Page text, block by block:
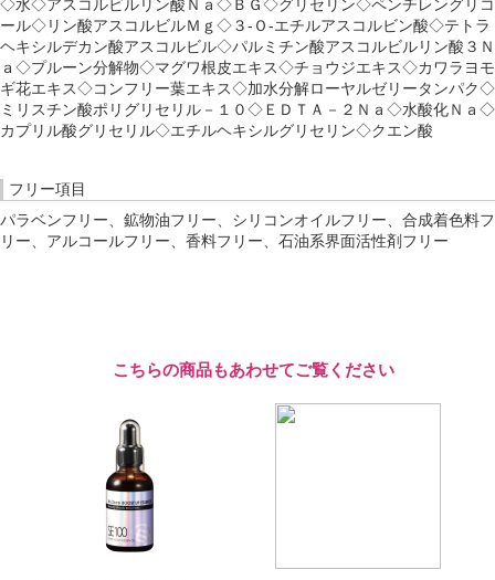
◇水◇アスコルビルリン酸Ｎａ◇ＢＧ◇グリセリン◇ペンチレングリコ
ール◇リン酸アスコルビルＭｇ◇３-Ｏ-エチルアスコルビン酸◇テトラ
ヘキシルデカン酸アスコルビル◇パルミチン酸アスコルビルリン酸３Ｎ
ａ◇プルーン分解物◇マグワ根皮エキス◇チョウジエキス◇カワラヨモ
ギ花エキス◇コンフリー葉エキス◇加水分解ローヤルゼリータンパク◇
ミリスチン酸ポリグリセリル－１０◇ＥＤＴＡ－２Ｎａ◇水酸化Ｎａ◇
カプリル酸グリセリル◇エチルヘキシルグリセリン◇クエン酸
フリー項目
パラベンフリー、鉱物油フリー、シリコンオイルフリー、合成着色料フ
リー、アルコールフリー、香料フリー、石油系界面活性剤フリー
こちらの商品もあわせてご覧ください